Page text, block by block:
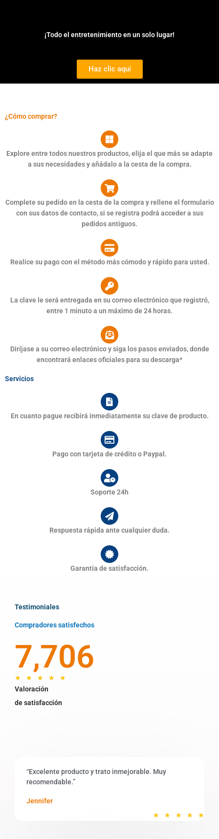
¡Todo el entretenimiento en un solo lugar!
Haz clic aquí
¿Cómo comprar?
Explore entre todos nuestros productos, elija el que más se adapte
a sus necesidades y añádalo a la cesta de la compra.
Complete su pedido en la cesta de la compra y rellene el formulario
con sus datos de contacto, si se registra podrá acceder a sus
pedidos antiguos.
Realice su pago con el método más cómodo y rápido para usted.
La clave le será entregada en su correo electrónico que registró,
entre 1 minuto a un máximo de 24 horas.
Diríjase a su correo electrónico y siga los pasos enviados, donde
encontrará enlaces oficiales para su descarga*
Servicios
En cuanto pague recibirá inmediatamente su clave de producto.
Pago con tarjeta de crédito o Paypal.
Soporte 24h
Respuesta rápida ante cualquier duda.
Garantía de satisfacción.
Testimoniales
Compradores satisfechos
7,706
★ ★ ★ ★ ★
o
n
Valoración
de satisfacción
“Excelente producto y trato inmejorable. Muy
recomendable.”
★ ★ ★ ★ ★
Jennifer